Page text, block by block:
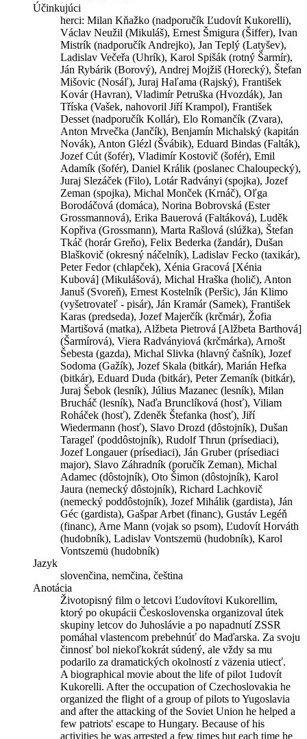
Účinkujúci
herci: Milan Kňažko (nadporučík Ľudovít Kukorelli),
Václav Neužil (Mikuláš), Ernest Šmigura (Šiffer), Ivan
Mistrík (nadporučík Andrejko), Jan Teplý (Latyšev),
Ladislav Večeřa (Uhrík), Karol Spišák (rotný Šarmír),
Ján Rybárik (Borový), Andrej Mojžiš (Horecký), Štefan
Mišovic (Nosáľ), Juraj Haľama (Rajský), František
Kovár (Havran), Vladimír Petruška (Hvozdák), Jan
Tříska (Vašek, nahovoril Jiří Krampol), František
Desset (nadporučík Kollár), Elo Romančík (Zvara),
Anton Mrvečka (Jančík), Benjamín Michalský (kapitán
Novák), Anton Glézl (Švábik), Eduard Bindas (Falták),
Jozef Cút (šofér), Vladimír Kostovič (šofér), Emil
Adamík (šofér), Daniel Králik (poslanec Chaloupecký),
Juraj Slezáček (Filo), Lotár Radványi (spojka), Jozef
Zeman (spojka), Michal Monček (Krnáč), Oľga
Borodáčová (domáca), Norina Bobrovská (Ester
Grossmannová), Erika Bauerová (Faltáková), Luděk
Kopřiva (Grossmann), Marta Rašlová (slúžka), Štefan
Tkáč (horár Greňo), Felix Bederka (žandár), Dušan
Blaškovič (okresný náčelník), Ladislav Fecko (taxikár),
Peter Fedor (chlapček), Xénia Gracová [Xénia
Kubová] (Mikulášová), Michal Hraška (holič), Anton
Januš (Svoreň), Ernest Kostelník (Peršic), Ján Klimo
(vyšetrovateľ - pisár), Ján Kramár (Samek), František
Karas (predseda), Jozef Majerčík (krčmár), Žofia
Martišová (matka), Alžbeta Pietrová [Alžbeta Barthová]
(Šarmírová), Viera Radványiová (krčmárka), Arnošt
Šebesta (gazda), Michal Slivka (hlavný čašník), Jozef
Sodoma (Gažík), Jozef Skala (bitkár), Marián Hefka
(bitkár), Eduard Duda (bitkár), Peter Zemaník (bitkár),
Juraj Šebok (lesník), Július Mazanec (lesník), Milan
Brucháč (lesník), Naďa Brunclíková (hosť), Viliam
Roháček (hosť), Zdeněk Štefanka (hosť), Jiří
Wiedermann (hosť), Slavo Drozd (dôstojník), Dušan
Tarageľ (poddôstojník), Rudolf Thrun (prísediaci),
Jozef Longauer (prísediaci), Ján Gruber (prísediaci
major), Slavo Záhradník (poručík Zeman), Michal
Adamec (dôstojník), Oto Šimon (dôstojník), Karol
Jaura (nemecký dôstojník), Richard Lachkovič
(nemecký poddôstojník), Jozef Mihálik (gardista), Ján
Géc (gardista), Gašpar Arbet (financ), Gustáv Legéň
(financ), Arne Mann (vojak so psom), Ľudovít Horváth
(hudobník), Ladislav Vontszemü (hudobník), Karol
Vontszemü (hudobník)
Jazyk
slovenčina, nemčina, čeština
Anotácia
Životopisný film o letcovi Ľudovítovi Kukorellim,
ktorý po okupácii Československa organizoval útek
skupiny letcov do Juhoslávie a po napadnutí ZSSR
pomáhal vlastencom prebehnúť do Maďarska. Za svoju
činnosť bol niekoľkokrát súdený, ale vždy sa mu
podarilo za dramatických okolností z väzenia utiecť.
A biographical movie about the life of pilot 1udovít
Kukorelli. After the occupation of Czechoslovakia he
organized the flight of a group of pilots to Yugoslavia
and after the attacking of the Soviet Union he helped a
few patriots' escape to Hungary. Because of his
activities he was arrested a few times but each time he